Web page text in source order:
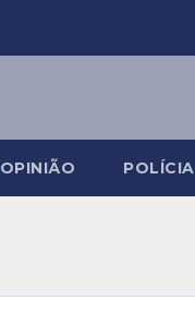
OPINIÃO POLÍCIA